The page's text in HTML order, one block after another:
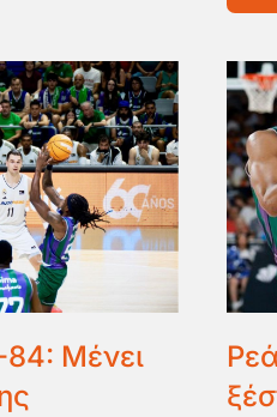
Μένει